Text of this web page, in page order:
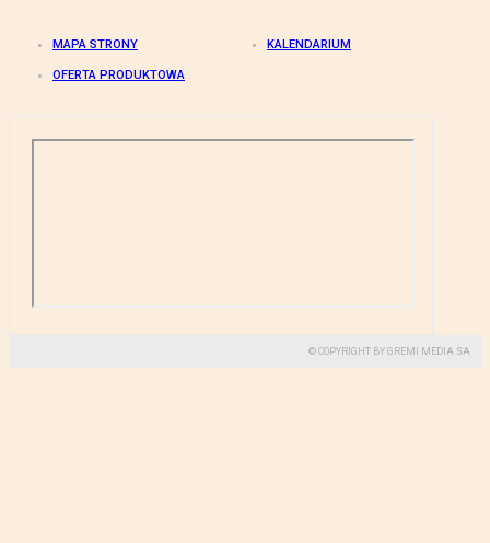
MAPA STRONY KALENDARIUM
OFERTA PRODUKTOWA
© COPYRIGHT BY GREMI MEDIA SA